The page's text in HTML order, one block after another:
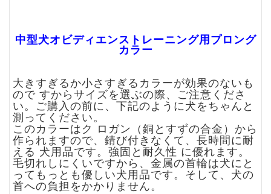
中型犬オビディエンストレーニング用プロング
カラー
大きすぎるか小さすぎるカラーが効果のないも
ので すからサイズを選ぶの際、ご注意くださ
い。ご購入の前に、下記のように犬をちゃんと
測ってください。
このカラーはク ロガン（銅とすずの合金） から
作られますので、錆び付きなくて、長時間に耐
える 犬用品です。強固と耐久性 に優れます。
毛切れしにくいですから、金属の首輪は犬にと
ってもっとも優しい犬用品です。そして、犬の
首への負担をかかりません。